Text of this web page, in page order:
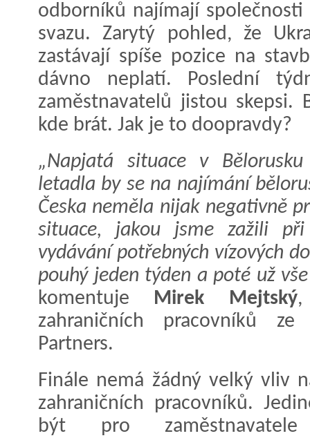
odborníků najímají společnosti
svazu. Zarytý pohled, že
zastávají spíše pozice na
dávno neplatí. Poslední
zaměstnavatelů jistou
kde brát. Jak je to doopravdy?
„Napjatá situace v
letadla by se na najímání
Česka neměla nijak negativně
situace, jakou jsme zažili
vydávání potřebných vízových
pouhý jeden týden a poté už
komentuje
Mirek Mejtský,
zahraničních pracovníků
Partners.
Finále nemá žádný velký vliv
zahraničních pracovníků.
být pro zaměstnavatele